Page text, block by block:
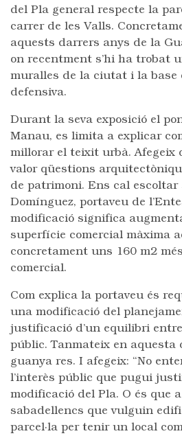
del Pla general respecte la
carrer de les Valls.
aquests darrers anys de la
on recentment s’hi ha trobat
muralles de la ciutat i la base
defensiva.
Durant la seva exposició el
Manau, es limita a explicar
millorar el teixit urbà. Afegeix
valor qüestions
de patrimoni. Ens cal
Domínguez, portaveu de
modificació significa
superfície comercial màxima
concretament uns 160 m2
comercial.
Com explica la portaveu és
una modificació del
justificació d’un equilibri
públic. Tanmateix en aquesta
guanya res. I afegeix: “No
l’interès públic que pugui
modificació del Pla. O és que
sabadellencs que vulguin
parcel·la per tenir un local